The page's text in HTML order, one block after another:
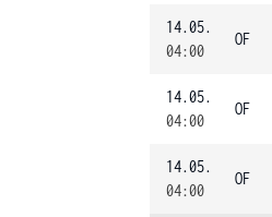
14.05.
04:00
OF
14.05.
04:00
OF
14.05.
04:00
OF